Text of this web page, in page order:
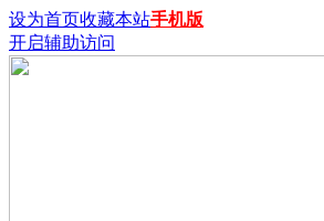
设为首页收藏本站手机版
开启辅助访问